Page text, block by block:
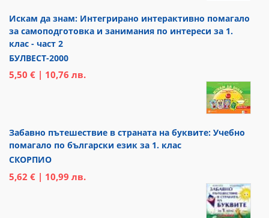
Искам да знам: Интегрирано интерактивно помагало
за самоподготовка и занимания по интереси за 1.
клас - част 2
БУЛВЕСТ-2000
5,50 € | 10,76 лв.
Забавно пътешествие в страната на буквите: Учебно
помагало по български език за 1. клас
СКОРПИО
5,62 € | 10,99 лв.